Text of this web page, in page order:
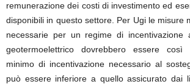
remunerazione dei costi di investimento ed
disponibili in questo settore. Per Ugi le misure
necessarie per un regime di incentivazione
geotermoelettrico dovrebbero essere
minimo di incentivazione necessario al
può essere inferiore a quello assicurato dai